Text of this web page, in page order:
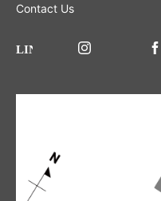
Contact Us